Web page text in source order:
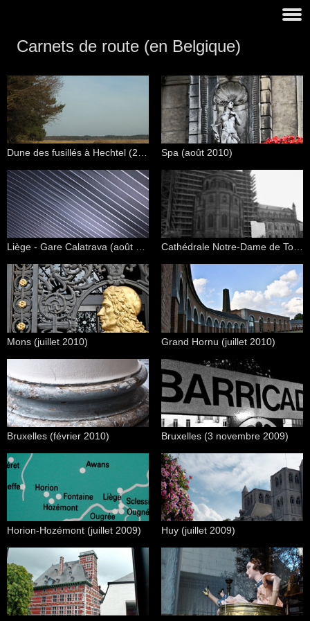
Carnets de route (en Belgique)
Spa (août 2010)
Liège - Gare Calatrava (août 2010) Cathédrale Notre-Dame de Tournai
Mons (juillet 2010) Grand Hornu (juillet 2010)
Bruxelles (février 2010) Bruxelles (3 novembre 2009)
Horion-Hozémont (juillet 2009) Huy (juillet 2009)